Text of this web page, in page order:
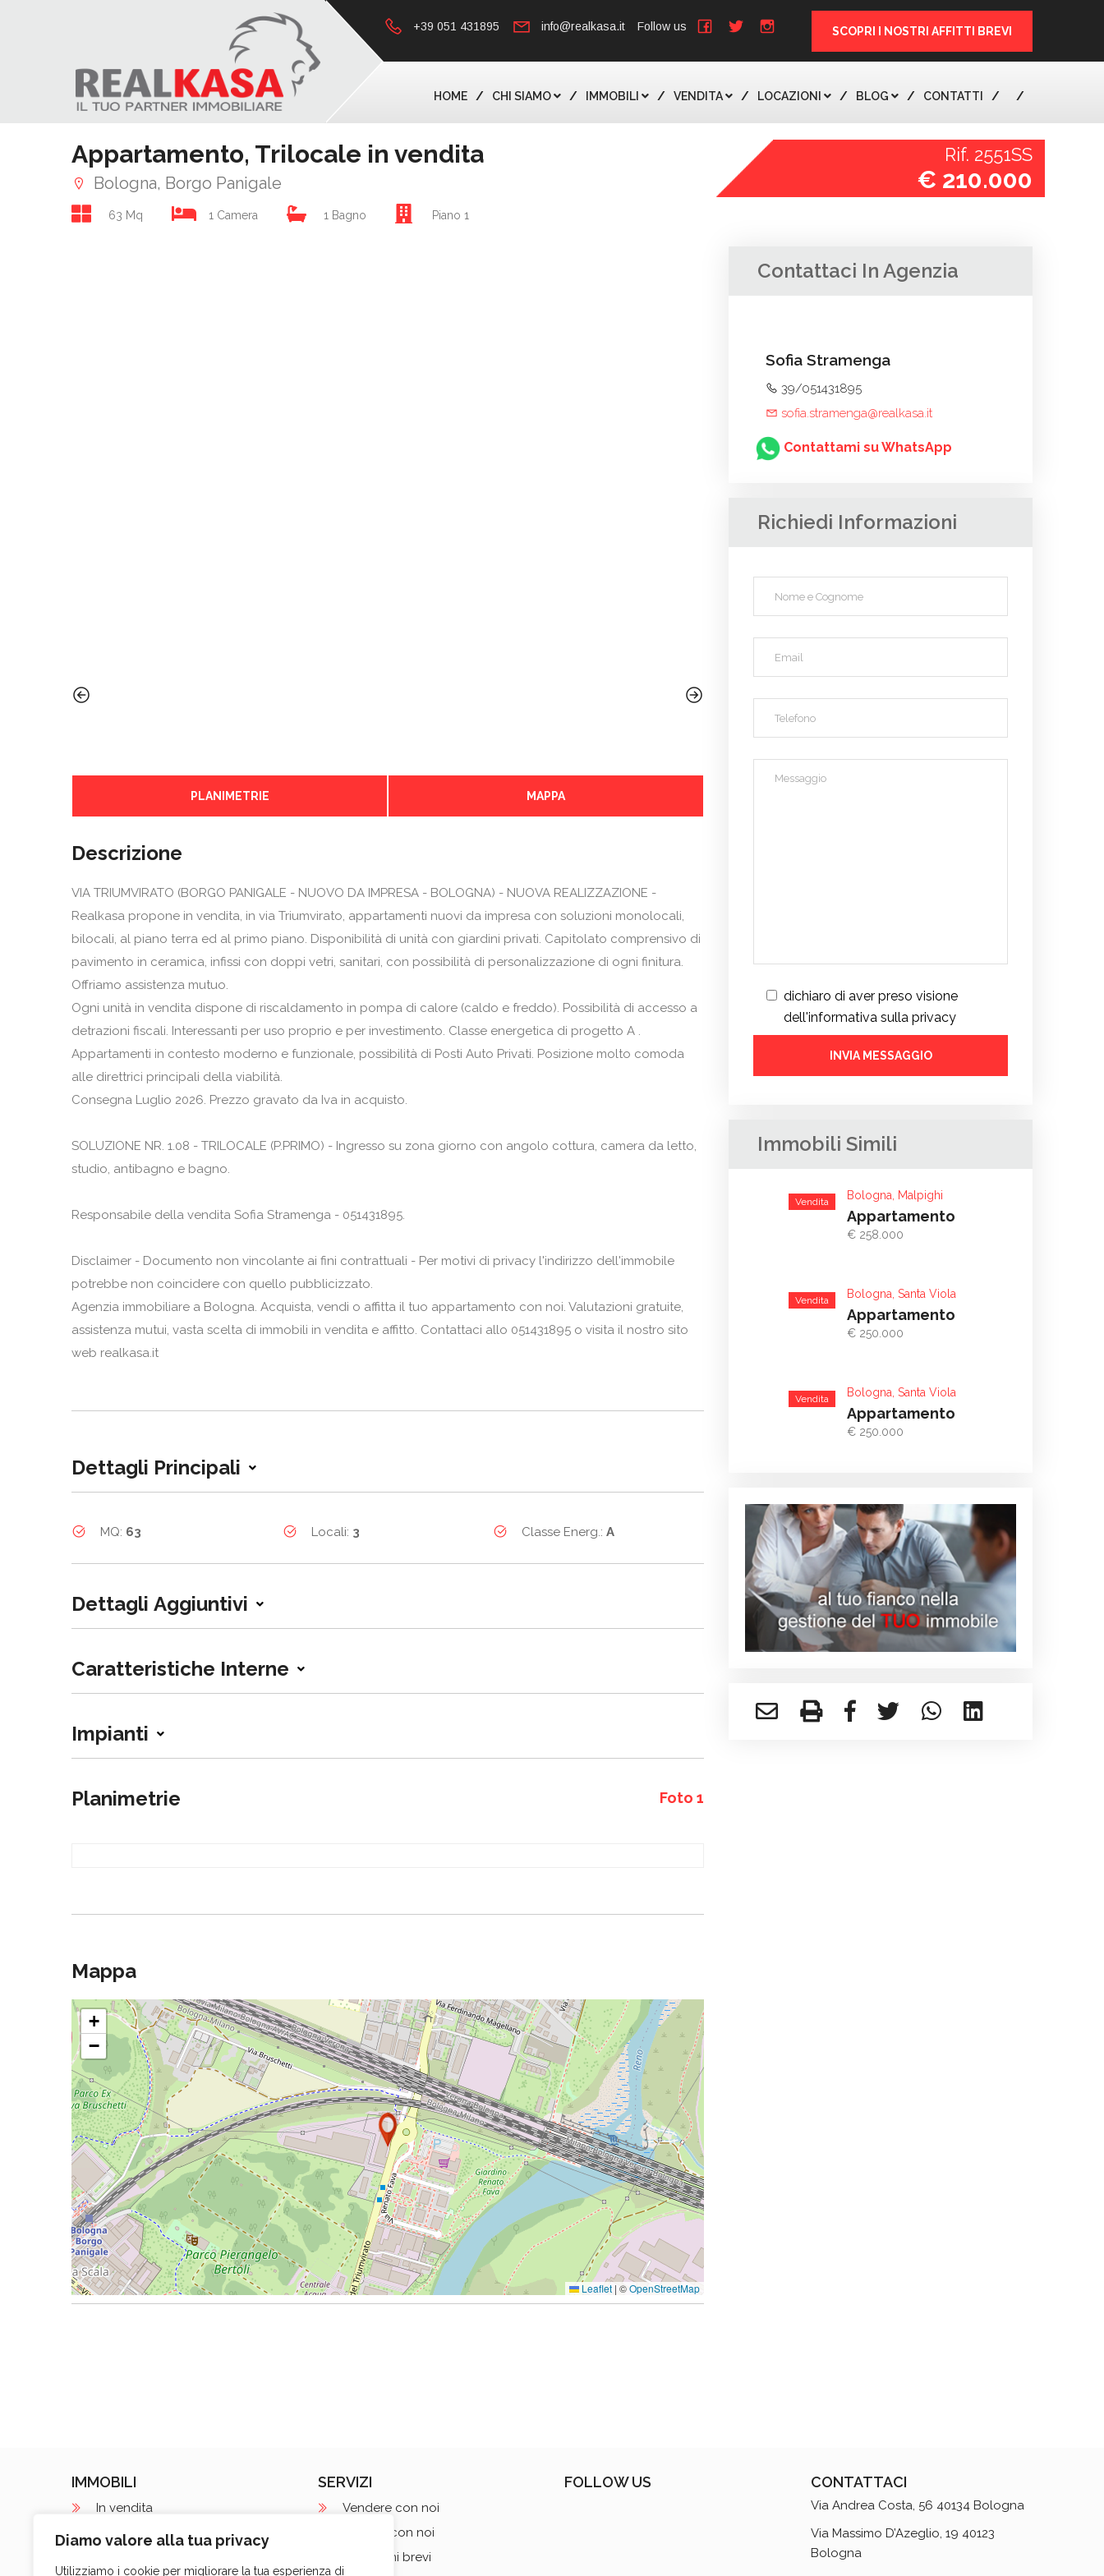
Diamo valore alla tua privacy
Utilizziamo i cookie per migliorare la tua esperienza di
+39 051 431895 info@realkasa.it Follow us SCOPRI I NOSTRI AFFITTI BREVI
HOME CHI SIAMO IMMOBILI VENDITA LOCAZIONI BLOG CONTATTI
Appartamento, Trilocale in vendita
Bologna, Borgo Panigale
63 Mq 1 Camera 1 Bagno Piano 1
Rif. 2551SS
€ 210.000
PLANIMETRIE MAPPA
Descrizione
VIA TRIUMVIRATO (BORGO PANIGALE - NUOVO DA IMPRESA - BOLOGNA) - NUOVA REALIZZAZIONE -
Realkasa propone in vendita, in via Triumvirato, appartamenti nuovi da impresa con soluzioni monolocali,
bilocali, al piano terra ed al primo piano. Disponibilità di unità con giardini privati. Capitolato comprensivo di
pavimento in ceramica, infissi con doppi vetri, sanitari, con possibilità di personalizzazione di ogni finitura.
Offriamo assistenza mutuo.
Ogni unità in vendita dispone di riscaldamento in pompa di calore (caldo e freddo). Possibilità di accesso a
detrazioni fiscali. Interessanti per uso proprio e per investimento. Classe energetica di progetto A .
Appartamenti in contesto moderno e funzionale, possibilità di Posti Auto Privati. Posizione molto comoda
alle direttrici principali della viabilità.
Consegna Luglio 2026. Prezzo gravato da Iva in acquisto.
SOLUZIONE NR. 1.08 - TRILOCALE (P.PRIMO) - Ingresso su zona giorno con angolo cottura, camera da letto,
studio, antibagno e bagno.
Responsabile della vendita Sofia Stramenga - 051431895.
Disclaimer - Documento non vincolante ai fini contrattuali - Per motivi di privacy l'indirizzo dell'immobile
potrebbe non coincidere con quello pubblicizzato.
Agenzia immobiliare a Bologna. Acquista, vendi o affitta il tuo appartamento con noi. Valutazioni gratuite,
assistenza mutui, vasta scelta di immobili in vendita e affitto. Contattaci allo 051431895 o visita il nostro sito
web realkasa.it
Dettagli Principali
MQ: 63 Locali: 3 Classe Energ.:A
Dettagli Aggiuntivi
Caratteristiche Interne
Impianti
Planimetrie Foto 1
Mappa
+
−
Leaflet | ©OpenStreetMap
Contattaci In Agenzia
Sofia Stramenga
39/051431895
sofia.stramenga@realkasa.it
Contattami su WhatsApp
Richiedi Informazioni
dichiaro di aver preso visione
dell'informativa sulla privacy
Immobili Simili
Vendita Bologna, Malpighi
Appartamento
€ 258.000
Vendita Bologna, Santa Viola
Appartamento
€ 250.000
Vendita Bologna, Santa Viola
Appartamento
€ 250.000
IMMOBILI
In vendita
In affitto
SERVIZI
Vendere con noi
Affittare con noi
Locazioni brevi
FOLLOW US CONTATTACI
Via Andrea Costa, 56 40134 Bologna
Via Massimo D’Azeglio, 19 40123
Bologna